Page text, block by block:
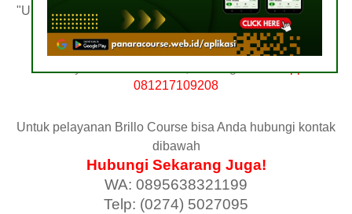
"Untuk Portofolio Brillo Course bisa Anda cek dengan klik
PORTOFOLIO BRILLO COURSE"
081217109208
Untuk pelayanan Brillo Course bisa Anda hubungi kontak
dibawah
Hubungi Sekarang Juga!
WA: 0895638321199
Telp: (0274) 5027095